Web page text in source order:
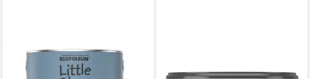
Wandfarbe Design-